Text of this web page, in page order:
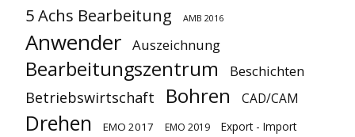
5 Achs Bearbeitung AMB 2016
Anwender Auszeichnung
Bearbeitungszentrum Beschichten
Betriebswirtschaft Bohren CAD/CAM
Drehen EMO 2017 EMO 2019 Export - Import